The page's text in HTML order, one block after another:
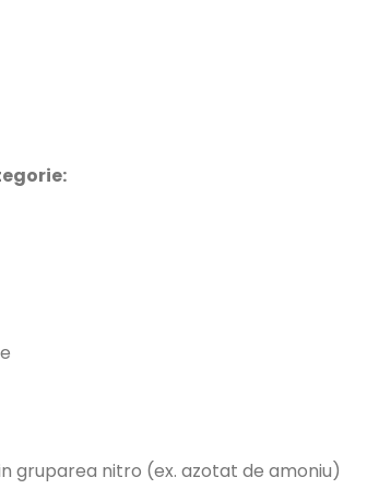
gruparea nitro (ex. azotat de amoniu)